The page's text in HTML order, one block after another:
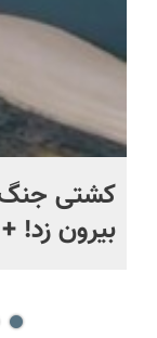
کشتی‌ جنگ
بیرون زد!